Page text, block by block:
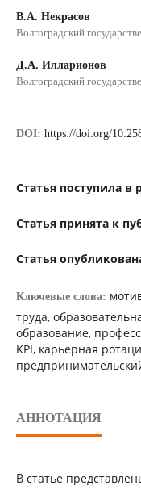
В.А. Некрасов
Волгоградский
Д.А. Илларионов
Волгоградский
DOI: https://doi.org/
Статья поступила в
Статья принята к
Статья
Ключевые слова:
труда,
образование,
KPI, карьерная
АННОТАЦИЯ
В статье